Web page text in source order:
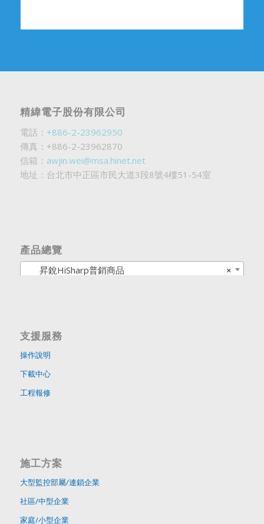
精緯電子股份有限公司
電話： +886-2-23962950
傳真：+886-2-23962870
信箱： awjin.wei@msa.hinet.net
地址：台北市中正區市民大道3段8號4樓51-54室
產品總覽
×
昇銳HiSharp普銷商品
支援服務
操作說明
下載中心
工程報修
施工方案
大型監控部屬/連鎖企業
社區/中型企業
家庭/小型企業